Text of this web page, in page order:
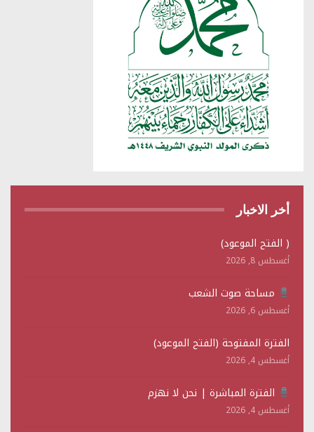
أخر الاخبار
( الفتح الموعود)
أغسطس 8, 2026
مساحة صوت الشعب
أغسطس 6, 2026
الفترة المفتوحة (الفتح الموعود)
أغسطس 4, 2026
الفترة المباشرة | نحن لا نهزم
أغسطس 4, 2026